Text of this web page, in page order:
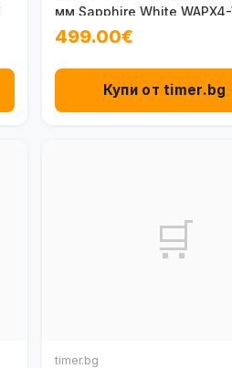
мм Sapphire White
499.00€
Купи от timer.bg
🛒
timer.bg